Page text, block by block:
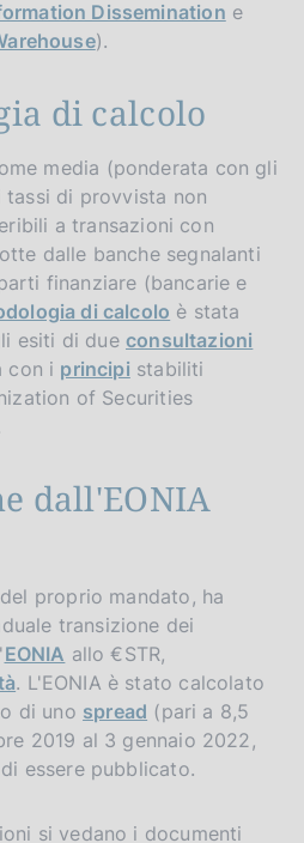
Dissemination e
).
di calcolo
media (ponderata con gli
di provvista non
a transazioni con
dalle banche segnalanti
finanziare (bancarie e
di calcolo è stata
esiti di dueconsultazioni
con i principi stabiliti
of Securities
dall'EONIA
proprio mandato, ha
transizione dei
EONIA allo €STR,
. L'EONIA è stato calcolato
di uno spread (pari a 8,5
2019 al 3 gennaio 2022,
essere pubblicato.
si vedano i documenti